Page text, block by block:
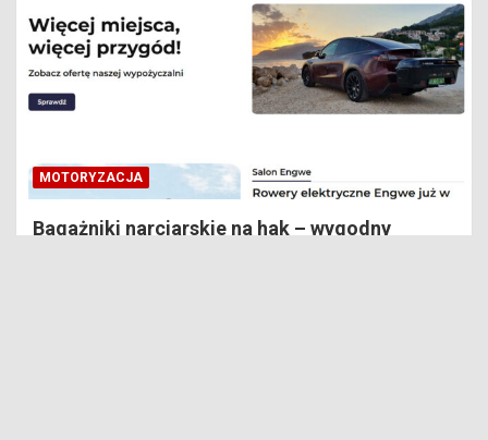
MOTORYZACJA
Bagażniki narciarskie na hak – wygodny